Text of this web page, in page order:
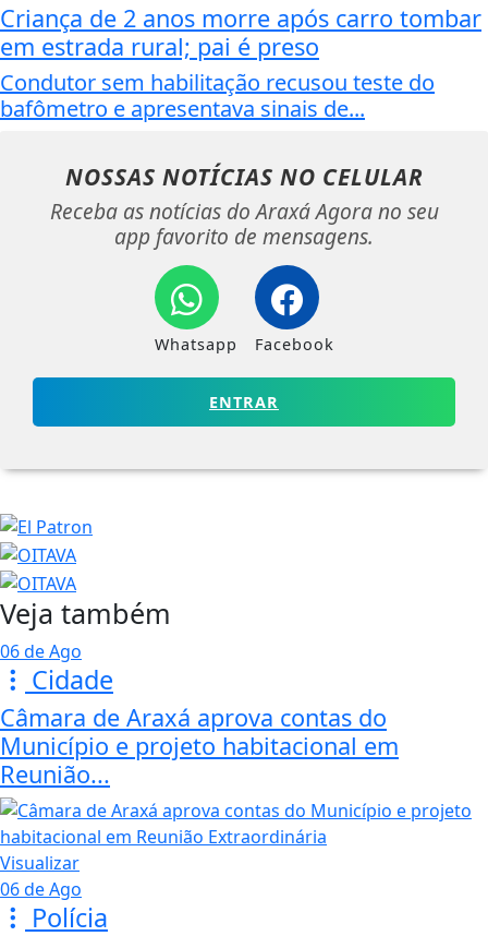
Criança de 2 anos morre após carro tombar
em estrada rural; pai é preso
Condutor sem habilitação recusou teste do
bafômetro e apresentava sinais de...
NOSSAS NOTÍCIAS NO CELULAR
Receba as notícias do Araxá Agora no seu
app favorito de mensagens.
Whatsapp Facebook
ENTRAR
Veja também
06 de Ago
Cidade
Câmara de Araxá aprova contas do
Município e projeto habitacional em
Reunião...
Visualizar
06 de Ago
Polícia